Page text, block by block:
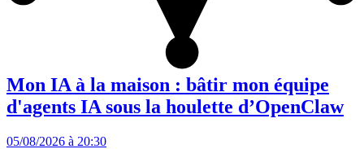
Mon IA à la maison : bâtir mon équipe
d'agents IA sous la houlette d’OpenClaw
05/08/2026 à 20:30